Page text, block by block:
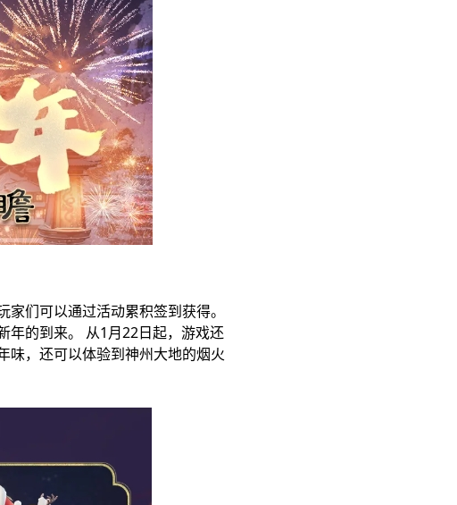
们可以通过活动累积签到获得。
年的到来。 从1月22日起，游戏还
味，还可以体验到神州大地的烟火